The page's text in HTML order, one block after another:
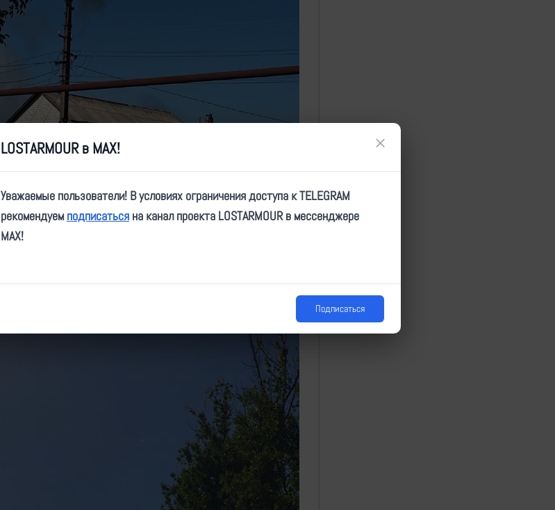
LOSTARMOUR в MAX! ×
Уважаемые пользователи! В условиях ограничения доступа к TELEGRAM
рекомендуем подписаться на канал проекта LOSTARMOUR в мессенджере
MAX!
Подписаться